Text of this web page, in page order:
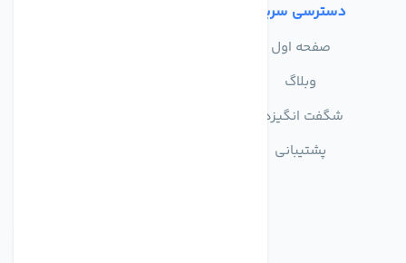
دسترسی سریع
صفحه اول
وبلاگ
شگفت انگیزها
پشتیبانی